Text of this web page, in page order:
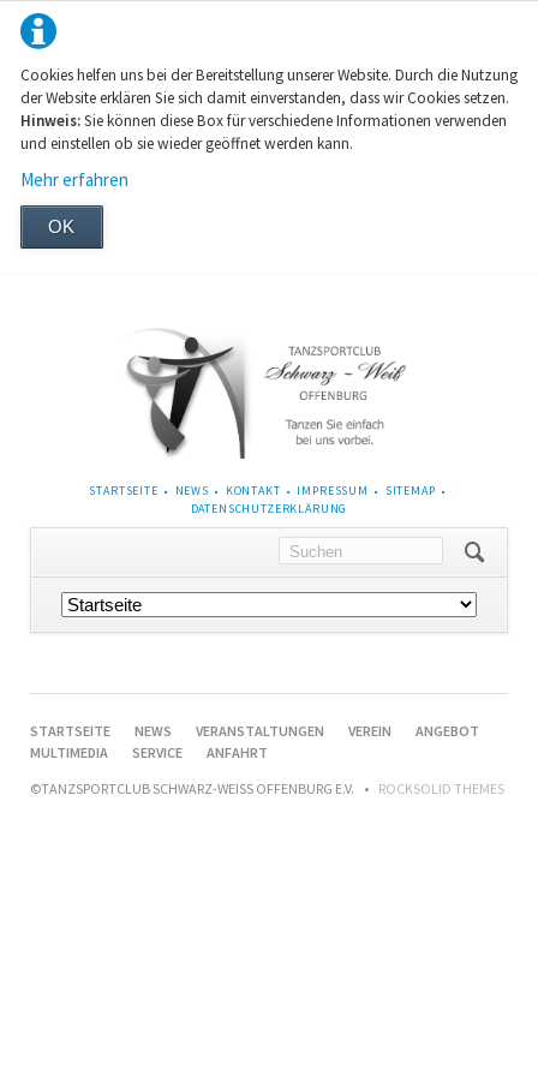
Cookies helfen uns bei der Bereitstellung unserer Website. Durch die Nutzung
der Website erklären Sie sich damit einverstanden, dass wir Cookies setzen.
Hinweis:Sie können diese Box für verschiedene Informationen verwenden
und einstellen ob sie wieder geöffnet werden kann.
Mehr erfahren
OK
NAVIGATION
STARTSEITE NEWS KONTAKT IMPRESSUM
SITEMAP
DATENSCHUTZERKLÄRUNG
Navigation
überspringen
NAVIGATION
ÜBERSPRINGEN
STARTSEITE NEWS VERANSTALTUNGEN VEREIN
ANGEBOT
MULTIMEDIA
SERVICE
ANFAHRT
©TANZSPORTCLUB SCHWARZ-WEISS OFFENBURG E.V.
ROCKSOLID THEMES